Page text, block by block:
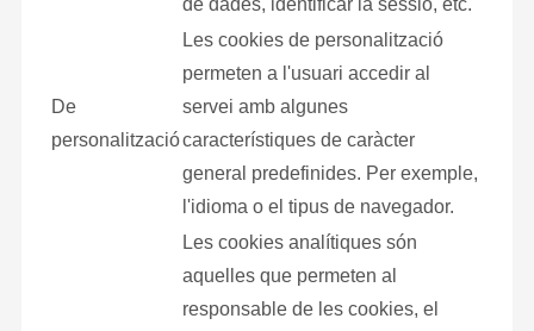
de dades, identificar la sessió, etc.
De
personalització
Les cookies de personalització
permeten a l'usuari accedir al
servei amb algunes
característiques de caràcter
general predefinides. Per exemple,
l'idioma o el tipus de navegador.
Les cookies analítiques són
aquelles que permeten al
responsable de les cookies, el